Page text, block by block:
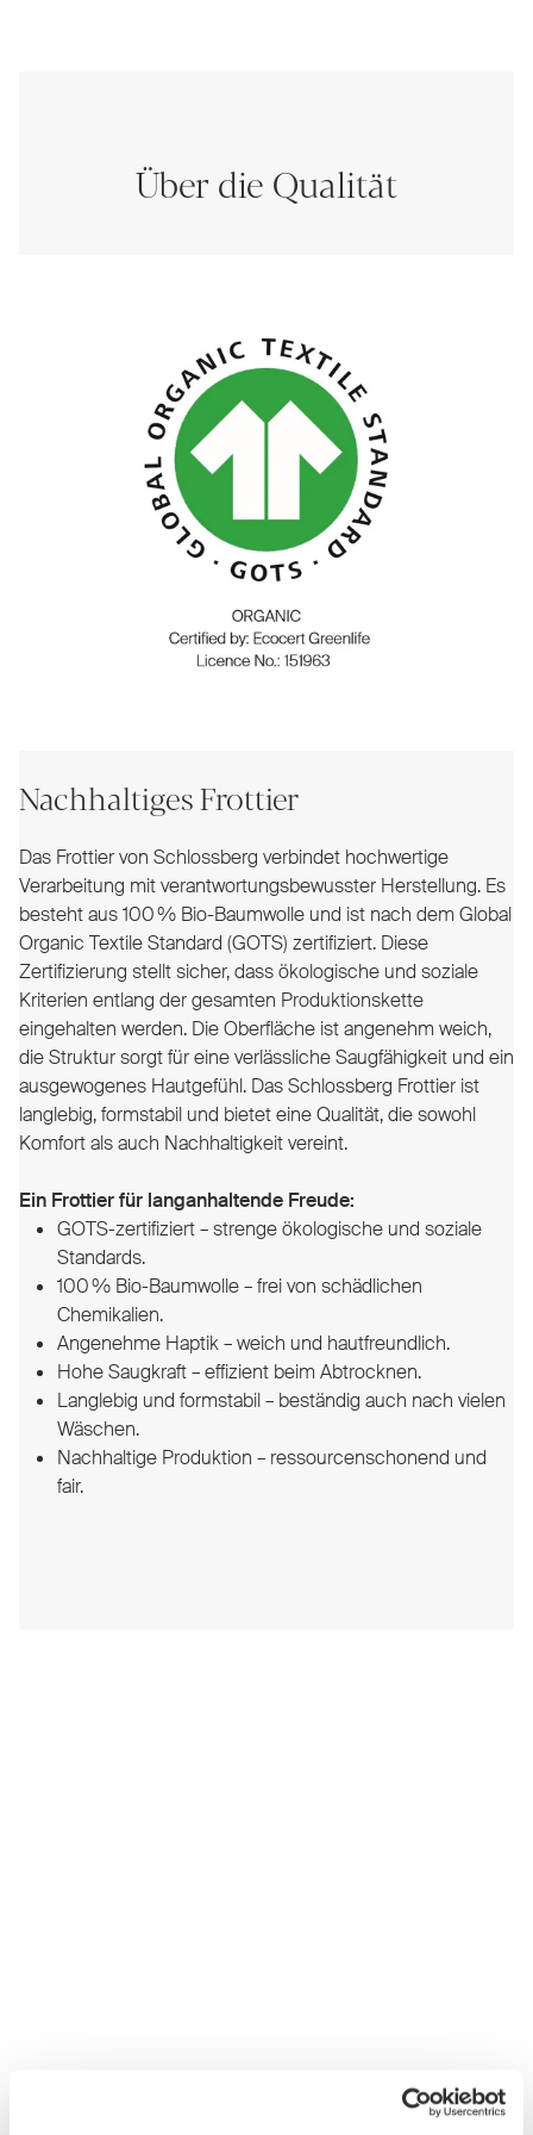
Über die Qualität
Nachhaltiges Frottier
Das Frottier von Schlossberg verbindet hochwertige
Verarbeitung mit verantwortungsbewusster Herstellung. Es
besteht aus 100 % Bio-Baumwolle und ist nach dem Global
Organic Textile Standard (GOTS) zertifiziert. Diese
Zertifizierung stellt sicher, dass ökologische und soziale
Kriterien entlang der gesamten Produktionskette
eingehalten werden. Die Oberfläche ist angenehm weich,
die Struktur sorgt für eine verlässliche Saugfähigkeit und ein
ausgewogenes Hautgefühl. Das Schlossberg Frottier ist
langlebig, formstabil und bietet eine Qualität, die sowohl
Komfort als auch Nachhaltigkeit vereint.
Ein Frottier für langanhaltende Freude:
GOTS-zertifiziert – strenge ökologische und soziale
Standards.
100 % Bio-Baumwolle – frei von schädlichen
Chemikalien.
Angenehme Haptik – weich und hautfreundlich.
Hohe Saugkraft – effizient beim Abtrocknen.
Langlebig und formstabil – beständig auch nach vielen
Wäschen.
Nachhaltige Produktion – ressourcenschonend und
fair.